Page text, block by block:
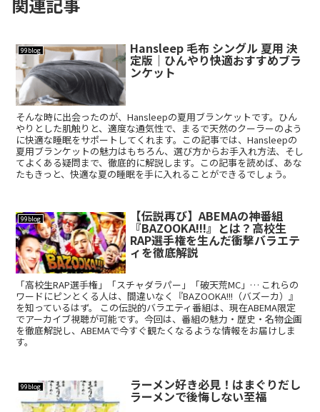
99blog Hansleep 毛布 シングル 夏用 決
定版｜ひんやり快適おすすめブラ
ンケット
そんな時に出会ったのが、Hansleepの夏用ブランケットです。ひん
やりとした肌触りと、適度な通気性で、まるで天然のクーラーのよう
に快適な睡眠をサポートしてくれます。この記事では、Hansleepの
夏用ブランケットの魅力はもちろん、選び方からお手入れ方法、そし
てよくある疑問まで、徹底的に解説します。この記事を読めば、あな
たもきっと、快適な夏の睡眠を手に入れることができるでしょう。
99blog 【伝説再び】ABEMAの神番組
『BAZOOKA!!!』とは？高校生
RAP選手権を生んだ衝撃バラエテ
ィを徹底解説
「高校生RAP選手権」「スチャダラパー」「破天荒MC」… これらの
ワードにピンとくる人は、間違いなく『BAZOOKA!!!（バズーカ）』
を知っているはず。 この伝説的バラエティ番組は、現在ABEMA限定
でアーカイブ視聴が可能です。今回は、番組の魅力・歴史・名物企画
を徹底解説し、ABEMAで今すぐ観たくなるような情報をお届けしま
す。
99blog ラーメン好き必見！はまぐりだし
ラーメンで後悔しない至福